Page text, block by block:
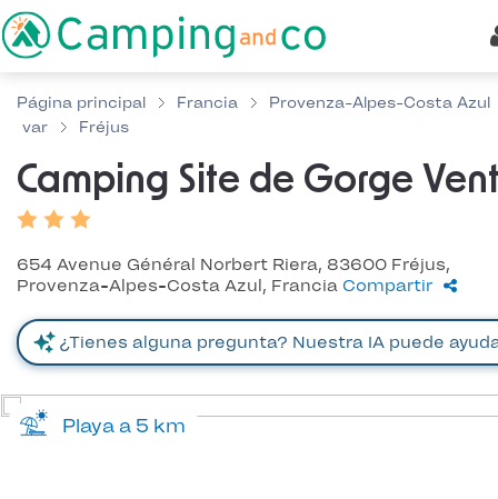
Página principal Francia
Provenza-Alpes-Costa Azul
var
Fréjus
Camping Site de Gorge
654 Avenue Général Norbert Riera, 83600 Fréjus,
Provenza-Alpes-Costa Azul, Francia Compartir
Playa a 5 km